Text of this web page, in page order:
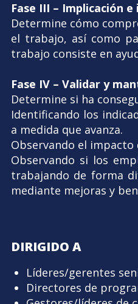
Fase III – Implicación
Determine cómo
el trabajo, así como
trabajo consiste en
Fase IV – Validar y
Determine si ha
Identificando los
a medida que avanza.
Observando el
Observando si los
trabajando de forma
mediante mejoras y
DIRIGIDO A
Líderes/gerentes
Directores de